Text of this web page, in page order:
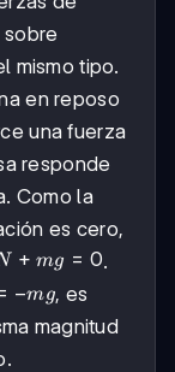
mismo tipo.
en reposo
una fuerza
responde
Como la
es cero,
+ mg = 0.
−mg, es
magnitud